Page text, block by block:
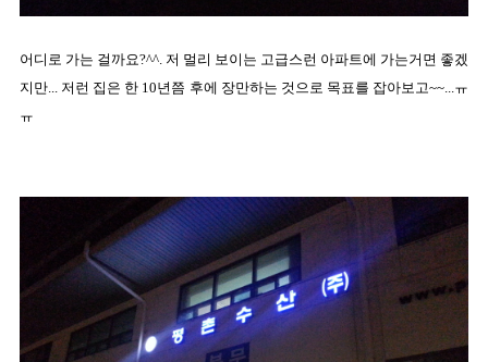
어디로 가는 걸까요?^^. 저 멀리 보이는 고급스런 아파트에 가는거면 좋겠
지만... 저런 집은 한 10년쯤 후에 장만하는 것으로 목표를 잡아보고~~...ㅠ
ㅠ